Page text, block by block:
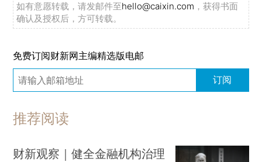
如有意愿转载，请发邮件至hello@caixin.com ，获得书面
确认及授权后，方可转载。
免费订阅财新网主编精选版电邮
订阅
推荐阅读
财新观察｜健全金融机构治理